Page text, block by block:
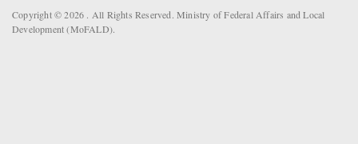
Copyright © 2026 . All Rights Reserved. Ministry of Federal Affairs and Local
Development (MoFALD).